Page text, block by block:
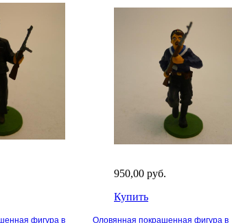
950,00 руб.
Купить
фигура в
Оловянная покрашенная фигура в